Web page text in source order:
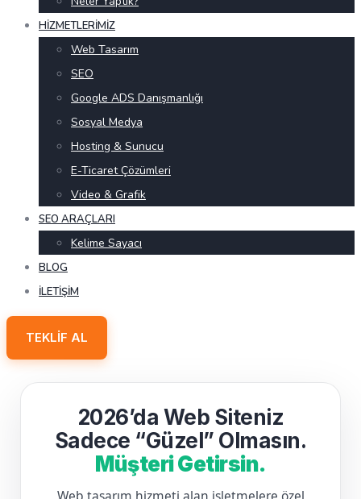
HIZMETLERIMIZ
Web Tasarım
SEO
Google ADS Danışmanlığı
Sosyal Medya
Hosting & Sunucu
E-Ticaret Çözümleri
Video & Grafik
SEO ARAÇLARI
Kelime Sayacı
BLOG
İLETIŞIM
TEKLIF AL
2026’da Web Siteniz
Sadece “Güzel” Olmasın.
Müşteri Getirsin.